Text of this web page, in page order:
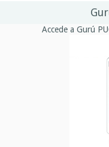
Accede a Gurú